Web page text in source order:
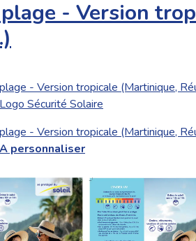
- Version
- Version tropicale (Martinique,
Sécurité Solaire
- Version tropicale (Martinique,
A personnaliser